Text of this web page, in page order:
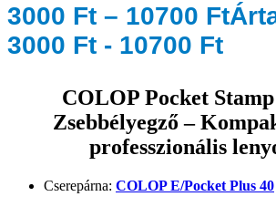
3000 Ft – 10700 Ft
3000 Ft - 10700 Ft
COLOP Pocket
Zsebbélyegző –
professzionális
Cserepárna: COLOP E/Pocket Plus 40